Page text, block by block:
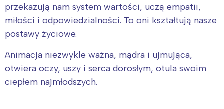
przekazują nam system wartości, uczą empatii,
miłości i odpowiedzialności. To oni kształtują nasze
postawy życiowe.
Animacja niezwykle ważna, mądra i ujmująca,
otwiera oczy, uszy i serca dorosłym, otula swoim
ciepłem najmłodszych.